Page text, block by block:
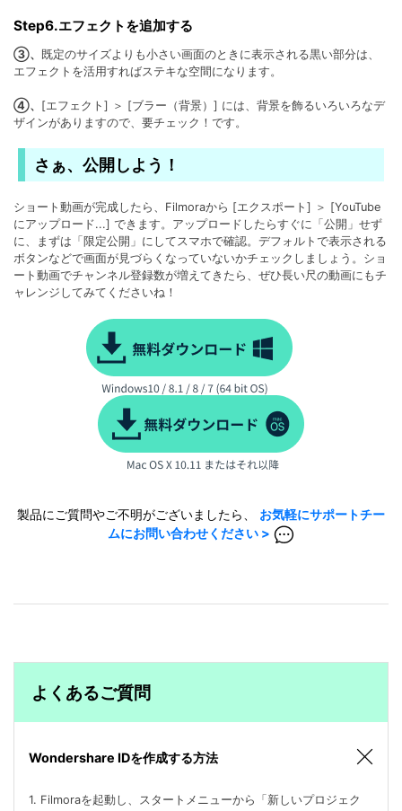
Step6.エフェクトを追加する
③、
既定のサイズよりも小さい画面のときに表示される黒い部分は、
エフェクトを活用すればステキな空間になります。
④、 [エフェクト] ＞ [ブラー（背景）] には、背景を飾るいろいろなデ
ザインがありますので、要チェック！です。
さぁ、公開しよう！
ショート動画が完成したら、Filmoraから [エクスポート] ＞ [YouTube
にアップロード...] できます。アップロードしたらすぐに「公開」せず
に、まずは「限定公開」にしてスマホで確認。デフォルトで表示される
ボタンなどで画面が見づらくなっていないかチェックしましょう。ショ
ート動画でチャンネル登録数が増えてきたら、ぜひ長い尺の動画にもチ
ャレンジしてみてくださいね！
製品にご質問やご不明がございましたら、 お気軽にサポートチー
ムにお問い合わせください >
よくあるご質問
Wondershare IDを作成する方法
1. Filmoraを起動し、スタートメニューから「新しいプロジェク